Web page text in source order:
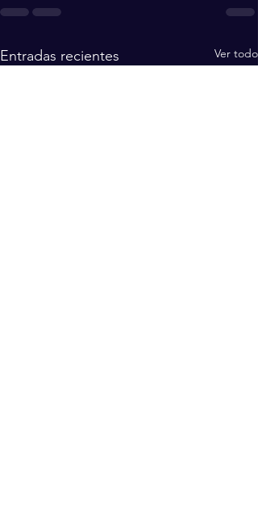
Entradas recientes Ver todo